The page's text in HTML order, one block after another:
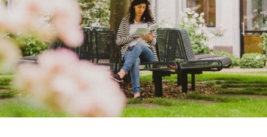
mehr erfahren